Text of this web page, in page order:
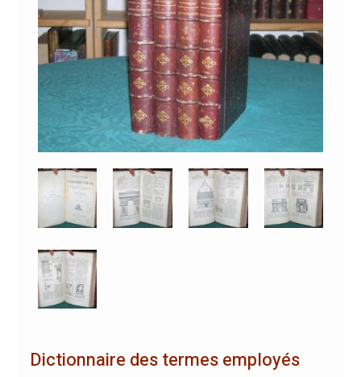
Dictionnaire des termes employés